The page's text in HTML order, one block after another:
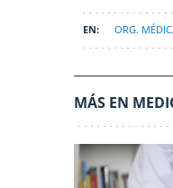
ORG.
MÁS EN